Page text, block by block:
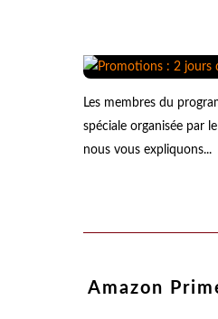
Les membres du
spéciale organisée par
nous vous expliquons...
Amazon